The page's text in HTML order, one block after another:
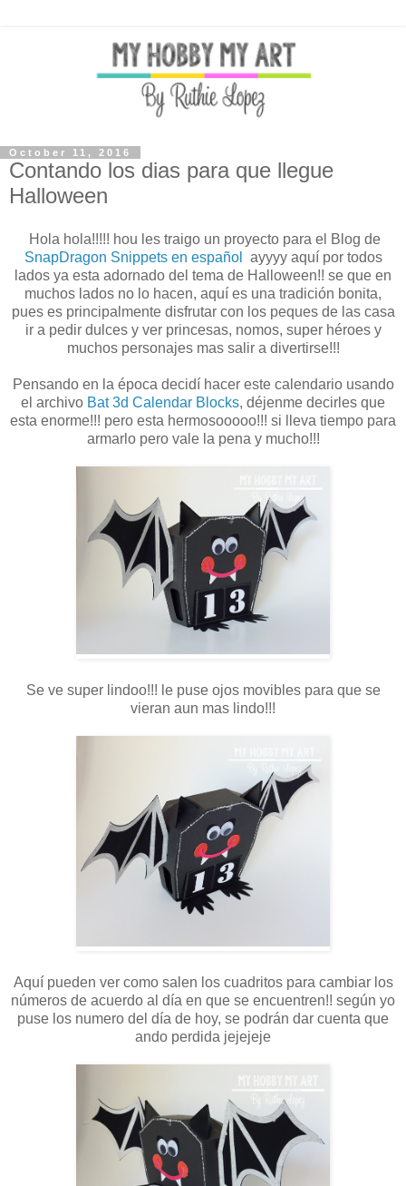
October 11, 2016
Contando los dias para que llegue
Halloween
Hola hola!!!!! hou les traigo un proyecto para el Blog de
SnapDragon Snippets en español
ayyyy aquí por todos
lados ya esta adornado del tema de Halloween!! se que en
muchos lados no lo hacen, aquí es una tradición bonita,
pues es principalmente disfrutar con los peques de las casa
ir a pedir dulces y ver princesas, nomos, super héroes y
muchos personajes mas salir a divertirse!!!
Pensando en la época decidí hacer este calendario usando
el archivo Bat 3d Calendar Blocks, déjenme decirles que
esta enorme!!! pero esta hermosooooo!!! si lleva tiempo para
armarlo pero vale la pena y mucho!!!
Se ve super lindoo!!! le puse ojos movibles para que se
vieran aun mas lindo!!!
Aquí pueden ver como salen los cuadritos para cambiar los
números de acuerdo al día en que se encuentren!! según yo
puse los numero del día de hoy, se podrán dar cuenta que
ando perdida jejejeje